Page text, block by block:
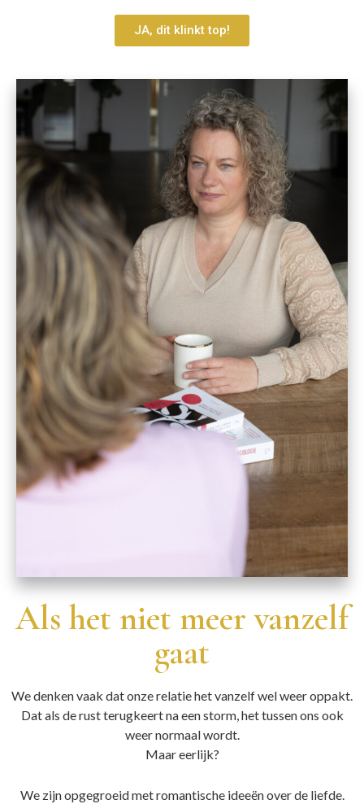
JA, dit klinkt top!
Als het niet meer vanzelf
gaat
We denken vaak dat onze relatie het vanzelf wel weer oppakt.
Dat als de rust terugkeert na een storm, het tussen ons ook
weer normaal wordt.
Maar eerlijk?
We zijn opgegroeid met romantische ideeën over de liefde.